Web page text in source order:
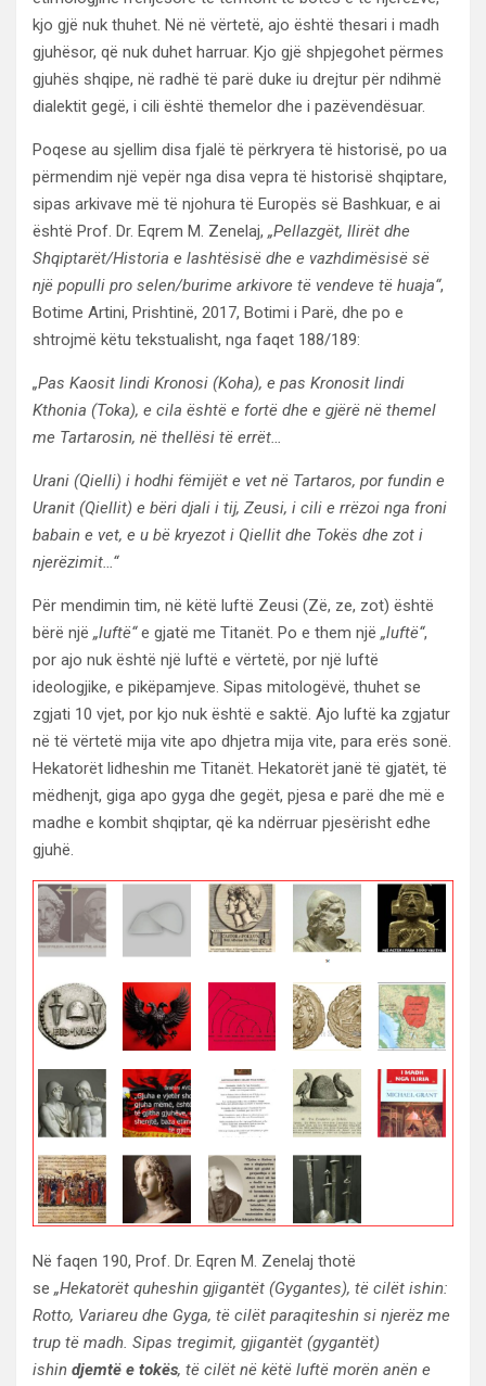
kjo gjë nuk thuhet. Në në vërtetë, ajo është thesari i madh
gjuhësor, që nuk duhet harruar. Kjo gjë shpjegohet përmes
gjuhës shqipe, në radhë të parë duke iu drejtur për ndihmë
dialektit gegë, i cili është themelor dhe i pazëvendësuar.
Poqese au sjellim disa fjalë të përkryera të historisë, po ua
përmendim një vepër nga disa vepra të historisë shqiptare,
sipas arkivave më të njohura të Europës së Bashkuar, e ai
është Prof. Dr. Eqrem M. Zenelaj, „Pellazgët, Ilirët dhe
Shqiptarët/Historia e lashtësisë dhe e vazhdimësisë së
një populli pro selen/burime arkivore të vendeve të huaja“,
Botime Artini, Prishtinë, 2017, Botimi i Parë, dhe po e
shtrojmë këtu tekstualisht, nga faqet 188/189:
„Pas Kaosit lindi Kronosi (Koha), e pas Kronosit lindi
Kthonia (Toka), e cila është e fortë dhe e gjërë në themel
me Tartarosin, në thellësi të errët…
Urani (Qielli) i hodhi fëmijët e vet në Tartaros, por fundin e
Uranit (Qiellit) e bëri djali i tij, Zeusi, i cili e rrëzoi nga froni
babain e vet, e u bë kryezot i Qiellit dhe Tokës dhe zot i
njerëzimit…“
Për mendimin tim, në këtë luftë Zeusi (Zë, ze, zot) është
bërë një „luftë“e gjatë me Titanët. Po e them një „luftë“,
por ajo nuk është një luftë e vërtetë, por një luftë
ideologjike, e pikëpamjeve. Sipas mitologëvë, thuhet se
zgjati 10 vjet, por kjo nuk është e saktë. Ajo luftë ka zgjatur
në të vërtetë mija vite apo dhjetra mija vite, para erës sonë.
Hekatorët lidheshin me Titanët. Hekatorët janë të gjatët, të
mëdhenjt, giga apo gyga dhe gegët, pjesa e parë dhe më e
madhe e kombit shqiptar, që ka ndërruar pjesërisht edhe
gjuhë.
Në faqen 190, Prof. Dr. Eqren M. Zenelaj thotë
se „Hekatorët quheshin gjigantët (Gygantes), të cilët ishin:
Rotto, Variareu dhe Gyga, të cilët paraqiteshin si njerëz me
trup të madh. Sipas tregimit, gjigantët (gygantët)
ishin djemtë e tokës, të cilët në këtë luftë morën anën e